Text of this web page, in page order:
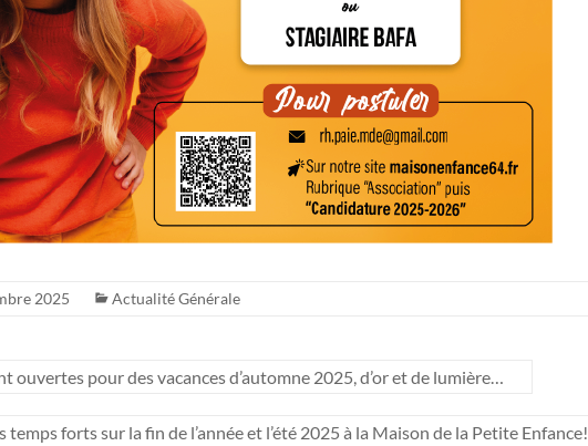
2025 Actualité Générale
ouvertes pour des vacances d’automne 2025, d’or et de lumière…
temps forts sur la fin de l’année et l’été 2025 à la Maison de la Petite Enfance!